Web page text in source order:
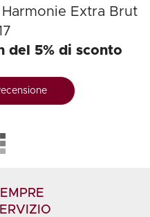
Extra Brut
del 5% di sconto